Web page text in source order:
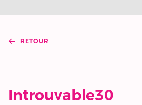
RETOUR
Introuvable30